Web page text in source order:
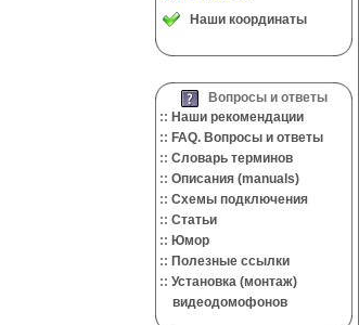
Наши координаты
Вопросы и ответы
:: Наши рекомендации
:: FAQ. Вопросы и ответы
:: Словарь терминов
:: Описания (manuals)
:: Cхемы подключения
:: Cтатьи
:: Юмор
:: Полезные ссылки
:: Установка (монтаж)
видеодомофонов